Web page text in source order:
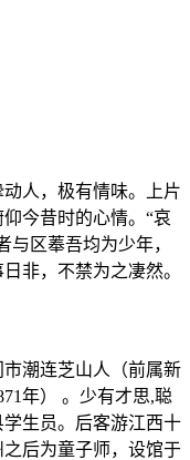
人，极有情味。上片
今昔时的心情。“哀
与区菶吾均为少年，
非，不禁为之凄然。
潮连芝山人（前属新
年） 。少有才思,聪
生员。后客游江西十
后为童子师，设馆于